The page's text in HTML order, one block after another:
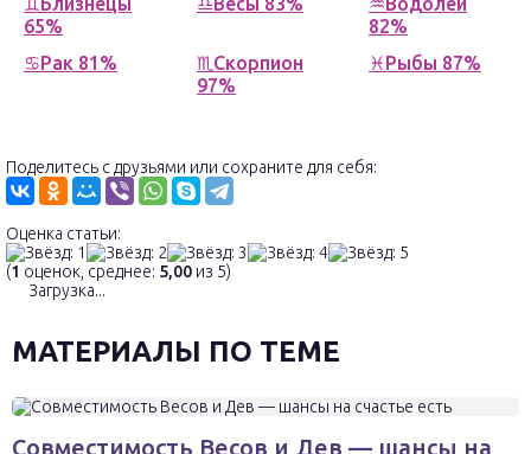
65%
82%
♋Рак 81%
♏Скорпион
97%
♓Рыбы 87%
Поделитесь с друзьями или сохраните для себя:
Оценка статьи:
(1 оценок, среднее: 5,00 из 5)
Загрузка...
МАТЕРИАЛЫ ПО ТЕМЕ
Совместимость Весов и Дев — шансы на